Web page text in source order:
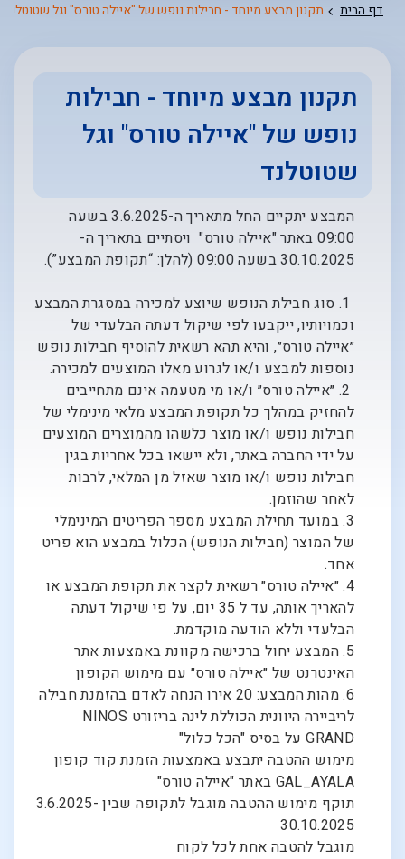
דף הבית תקנון מבצע מיוחד - חבילות נופש של "איילה טורס" וגל שטוטלנד
תקנון מבצע מיוחד - חבילות
נופש של "איילה טורס" וגל
שטוטלנד
המבצע יתקיים החל מתאריך ה-3.6.2025 בשעה
09:00 באתר "איילה טורס" ויסתיים בתאריך ה-
30.10.2025 בשעה 09:00 (להלן: “תקופת המבצע”).
1. סוג חבילת הנופש שיוצע למכירה במסגרת המבצע
וכמויותיו, ייקבעו לפי שיקול דעתה הבלעדי של
״איילה טורס״, והיא תהא רשאית להוסיף חבילות נופש
נוספות למבצע ו/או לגרוע מאלו המוצעים למכירה.
2. ״איילה טורס״ ו/או מי מטעמה אינם מתחייבים
להחזיק במהלך כל תקופת המבצע מלאי מינימלי של
חבילות נופש ו/או מוצר כלשהו מהמוצרים המוצעים
על ידי החברה באתר, ולא יישאו בכל אחריות בגין
חבילות נופש ו/או מוצר שאזל מן המלאי, לרבות
לאחר שהוזמן.
3. במועד תחילת המבצע מספר הפריטים המינימלי
של המוצר (חבילות הנופש) הכלול במבצע הוא פריט
אחד.
4. ״איילה טורס״ רשאית לקצר את תקופת המבצע או
להאריך אותה, עד ל 35 יום, על פי שיקול דעתה
הבלעדי וללא הודעה מוקדמת.
5. המבצע יחול ברכישה מקוונת באמצעות אתר
האינטרנט של ״איילה טורס״ עם מימוש הקופון
6. מהות המבצע: 20 אירו הנחה לאדם בהזמנת חבילה
לריביירה היוונית הכוללת לינה בריזורט NINOS
GRAND על בסיס "הכל כלול"
מימוש ההטבה יתבצע באמצעות הזמנת קוד קופון
GAL_AYALA באתר "איילה טורס"
תוקף מימוש ההטבה מוגבל לתקופה שבין 3.6.2025-
30.10.2025
מוגבל להטבה אחת לכל לקוח